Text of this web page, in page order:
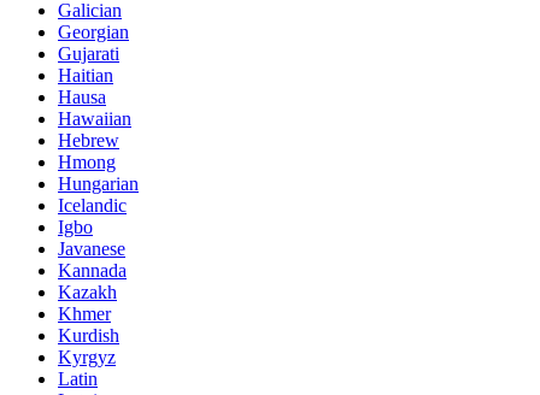
Galician
Georgian
Gujarati
Haitian
Hausa
Hawaiian
Hebrew
Hmong
Hungarian
Icelandic
Igbo
Javanese
Kannada
Kazakh
Khmer
Kurdish
Kyrgyz
Latin